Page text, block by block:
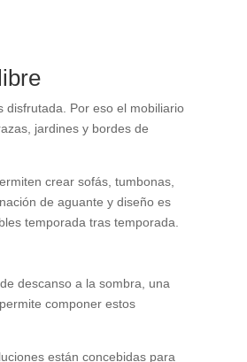
disfrutada. Por eso el mobiliario
jardines y bordes de
crear sofás, tumbonas,
de aguante y diseño es
temporada tras temporada.
descanso a la sombra, una
componer estos
están concebidas para